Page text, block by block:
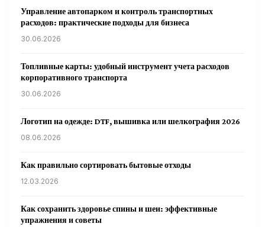
Управление автопарком и контроль транспортных
расходов: практические подходы для бизнеса
30.06.2026
Топливные карты: удобный инструмент учета расходов
корпоративного транспорта
30.06.2026
Логотип на одежде: DTF, вышивка или шелкография 2026
08.06.2026
Как правильно сортировать бытовые отходы
12.03.2026
Как сохранить здоровье спины и шеи: эффективные
упражнения и советы